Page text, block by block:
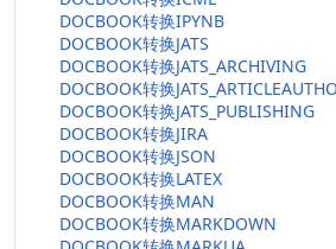
DOCBOOK转换IPYNB
DOCBOOK转换JATS
DOCBOOK转换JATS_ARCHIVING
DOCBOOK转换
DOCBOOK转换JATS_PUBLISHING
DOCBOOK转换JIRA
DOCBOOK转换JSON
DOCBOOK转换LATEX
DOCBOOK转换MAN
DOCBOOK转换MARKDOWN